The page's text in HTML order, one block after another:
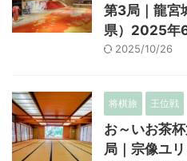
第3局｜龍宮
県）2025年
2025/10/26
将棋旅 王位戦
お～いお茶
局｜宗像ユ